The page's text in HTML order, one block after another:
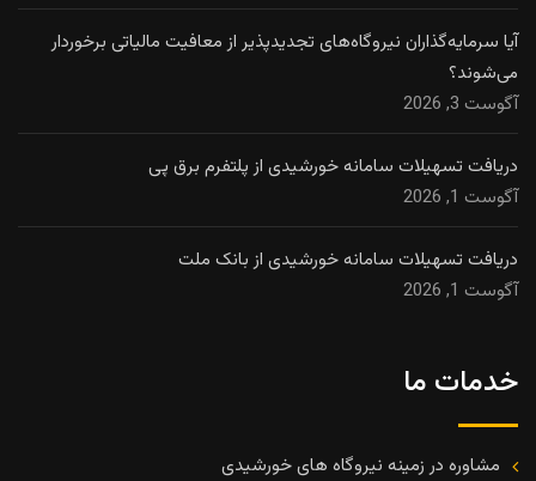
آیا سرمایه‌گذاران نیروگاه‌های تجدیدپذیر از معافیت مالیاتی برخوردار
می‌شوند؟
آگوست 3, 2026
دریافت تسهیلات سامانه خورشیدی از پلتفرم برق پی
آگوست 1, 2026
دریافت تسهیلات سامانه خورشیدی از بانک ملت
آگوست 1, 2026
خدمات ما
مشاوره در زمینه نیروگاه های خورشیدی